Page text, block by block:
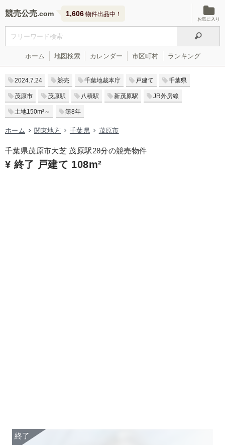
競売公売 1,606 物件出品中！
お気に入り
ホーム 地図検索 カレンダー 市区町村 ランキング
2024.7.24 競売 千葉地裁本庁 戸建て 千葉県
茂原市 茂原駅 八積駅 新茂原駅 JR外房線
土地150m²～ 築8年
ホーム 関東地方 千葉県 茂原市
千葉県茂原市大芝 茂原駅28分の競売物件
¥ 終了 戸建て 108m²